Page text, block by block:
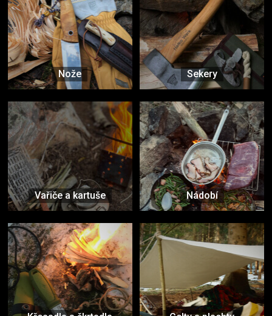
Nože Sekery
Vařiče a kartuše Nádobí